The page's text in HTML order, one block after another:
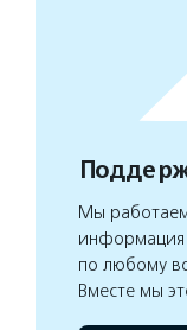
Мы
информация
по любому
Вместе мы